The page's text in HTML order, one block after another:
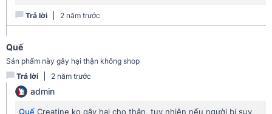
Trả lời 2 năm trước
Quế
Sản phẩm này gây hại thận không shop
Trả lời
2 năm trước
admin
Quế Creatine ko gây hại cho thận, tuy nhiên nếu người bị suy